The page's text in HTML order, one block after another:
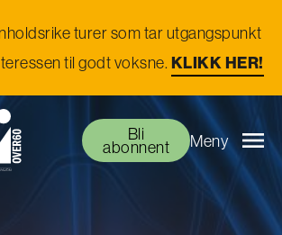
turer som tar utgangspunkt
til godt voksne.KLIKK HER!
Bli
abonnent Meny